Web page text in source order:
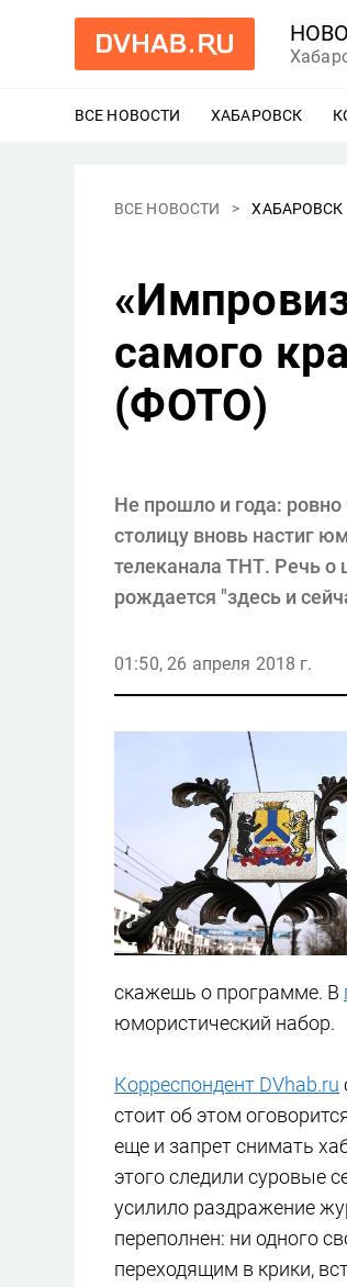
ВСЕ НОВОСТИ ХАБАРОВСК
ВСЕ НОВОСТИ ХАБАРОВСК
самого
(ФОТО)
Не прошло и года:
столицу вновь настиг
телеканала ТНТ. Речь о
рождается "здесь и
01:50, 26 апреля 2018 г.
скажешь о программе. В
юмористический набор.
Корреспондент DVhab.ru
стоит об этом
еще и запрет снимать
этого следили суровые
усилило раздражение
переполнен: ни одного
переходящим в крики,